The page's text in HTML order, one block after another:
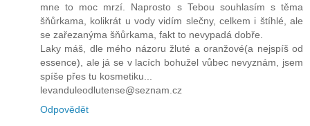
mne to moc mrzí. Naprosto s Tebou souhlasím s těma
šňůrkama, kolikrát u vody vidím slečny, celkem i štíhlé, ale
se zařezanýma šňůrkama, fakt to nevypadá dobře.
Laky máš, dle mého názoru žluté a oranžové(a nejspíš od
essence), ale já se v lacích bohužel vůbec nevyznám, jsem
spíše přes tu kosmetiku...
levanduleodlutense@seznam.cz
Odpovědět